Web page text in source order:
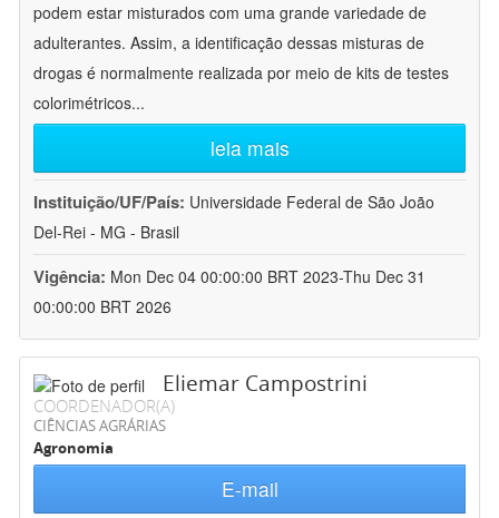
podem estar misturados com uma grande variedade de
adulterantes. Assim, a identificação dessas misturas de
drogas é normalmente realizada por meio de kits de testes
colorimétricos...
leia mais
Instituição/UF/País: Universidade Federal de São João
Del-Rei - MG - Brasil
Vigência: Mon Dec 04 00:00:00 BRT 2023-Thu Dec 31
00:00:00 BRT 2026
Eliemar Campostrini
COORDENADOR(A)
CIÊNCIAS AGRÁRIAS
Agronomia
E-mail